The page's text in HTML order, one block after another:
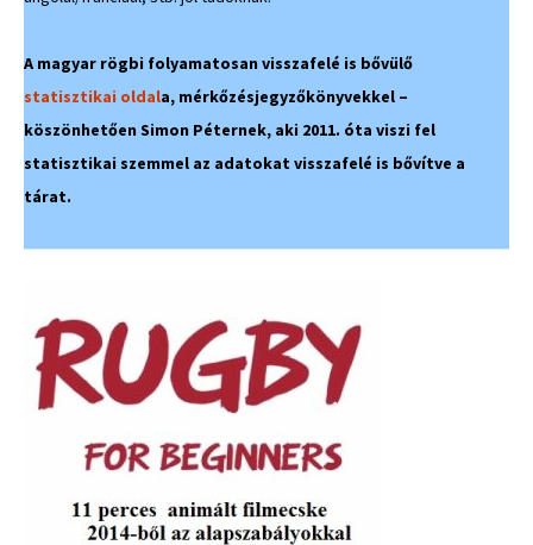
A magyar rögbi folyamatosan visszafelé is bővülő
statisztikai oldala, mérkőzésjegyzőkönyvekkel –
köszönhetően Simon Péternek, aki 2011. óta viszi fel
statisztikai szemmel az adatokat visszafelé is bővítve a
tárat.